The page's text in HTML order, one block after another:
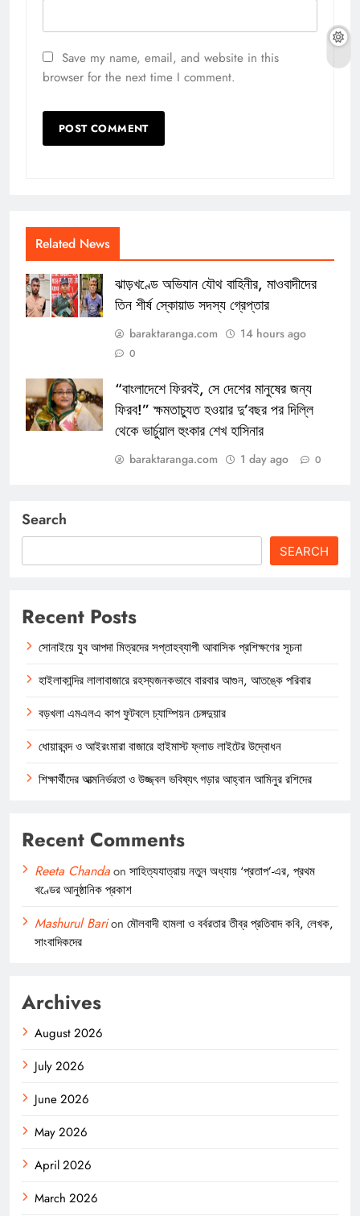
Save my name, email, and website in this
browser for the next time I comment.
Related News
ঝাড়খণ্ডে অভিযান যৌথ বাহিনীর, মাওবাদীদের
তিন শীর্ষ স্কোয়াড সদস্য গ্রেপ্তার
baraktaranga.com 14 hours ago
0
“বাংলাদেশে ফিরবই, সে দেশের মানুষের জন্য
ফিরব!” ক্ষমতাচ্যুত হওয়ার দু’বছর পর দিল্লি
থেকে ভার্চুয়াল হুংকার শেখ হাসিনার
baraktaranga.com 1 day ago 0
Search
SEARCH
Recent Posts
সোনাইয়ে যুব আপদা মিত্রদের সপ্তাহব্যাপী আবাসিক প্রশিক্ষণের সূচনা
হাইলাকান্দির লালাবাজারে রহস্যজনকভাবে বারবার আগুন, আতঙ্কে পরিবার
বড়খলা এমএলএ কাপ ফুটবলে চ্যাম্পিয়ন চেঙ্গদুয়ার
ধোয়ারবন্দ ও আইরংমারা বাজারে হাইমাস্ট ফ্লাড লাইটের উদ্বোধন
শিক্ষার্থীদের আত্মনির্ভরতা ও উজ্জ্বল ভবিষ্যৎ গড়ার আহ্বান আমিনুর রশিদের
Recent Comments
Reeta Chandaon সাহিত্যযাত্রায় নতুন অধ্যায় ‘প্রতাপ’-এর, প্রথম
খণ্ডের আনুষ্ঠানিক প্রকাশ
Mashurul Barion মৌলবাদী হামলা ও বর্বরতার তীব্র প্রতিবাদ কবি, লেখক,
সাংবাদিকদের
Archives
August 2026
July 2026
June 2026
May 2026
April 2026
March 2026